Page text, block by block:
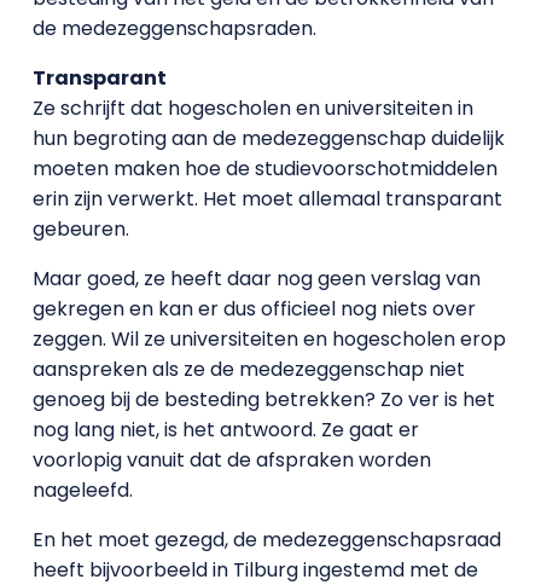
de medezeggenschapsraden.
Transparant
Ze schrijft dat hogescholen en universiteiten in
hun begroting aan de medezeggenschap duidelijk
moeten maken hoe de studievoorschotmiddelen
erin zijn verwerkt. Het moet allemaal transparant
gebeuren.
Maar goed, ze heeft daar nog geen verslag van
gekregen en kan er dus officieel nog niets over
zeggen. Wil ze universiteiten en hogescholen erop
aanspreken als ze de medezeggenschap niet
genoeg bij de besteding betrekken? Zo ver is het
nog lang niet, is het antwoord. Ze gaat er
voorlopig vanuit dat de afspraken worden
nageleefd.
En het moet gezegd, de medezeggenschapsraad
heeft bijvoorbeeld in Tilburg ingestemd met de